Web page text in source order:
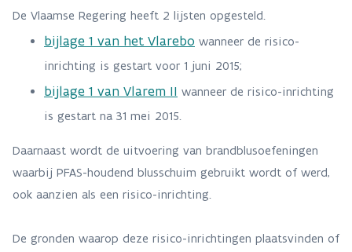
De Vlaamse Regering heeft 2 lijsten opgesteld.
bijlage 1 van het Vlarebo wanneer de risico-
inrichting is gestart voor 1 juni 2015;
bijlage 1 van Vlarem II wanneer de risico-inrichting
is gestart na 31 mei 2015.
Daarnaast wordt de uitvoering van brandblusoefeningen
waarbij PFAS-houdend blusschuim gebruikt wordt of werd,
ook aanzien als een risico-inrichting.
De gronden waarop deze risico-inrichtingen plaatsvinden of